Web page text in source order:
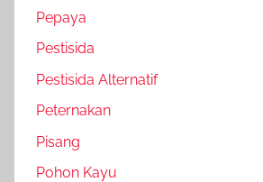
Pepaya
Pestisida
Pestisida Alternatif
Peternakan
Pisang
Pohon Kayu